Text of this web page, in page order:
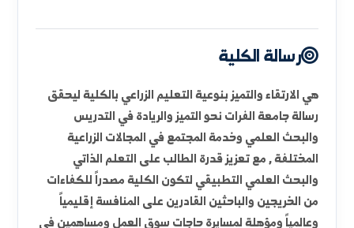
كما تسهم الكلية بدور فاعل في خدمة المجتمع الزراعي من
خلال الأبحاث التطبيقية، وتنظيم الدورات والورشات العلمية،
كمركز علمي وتنموي في المنطقة الشرقية.
مدَة الدراسة لنيل الإجازة خمس سنوات دراسية .
رسالة الكلية